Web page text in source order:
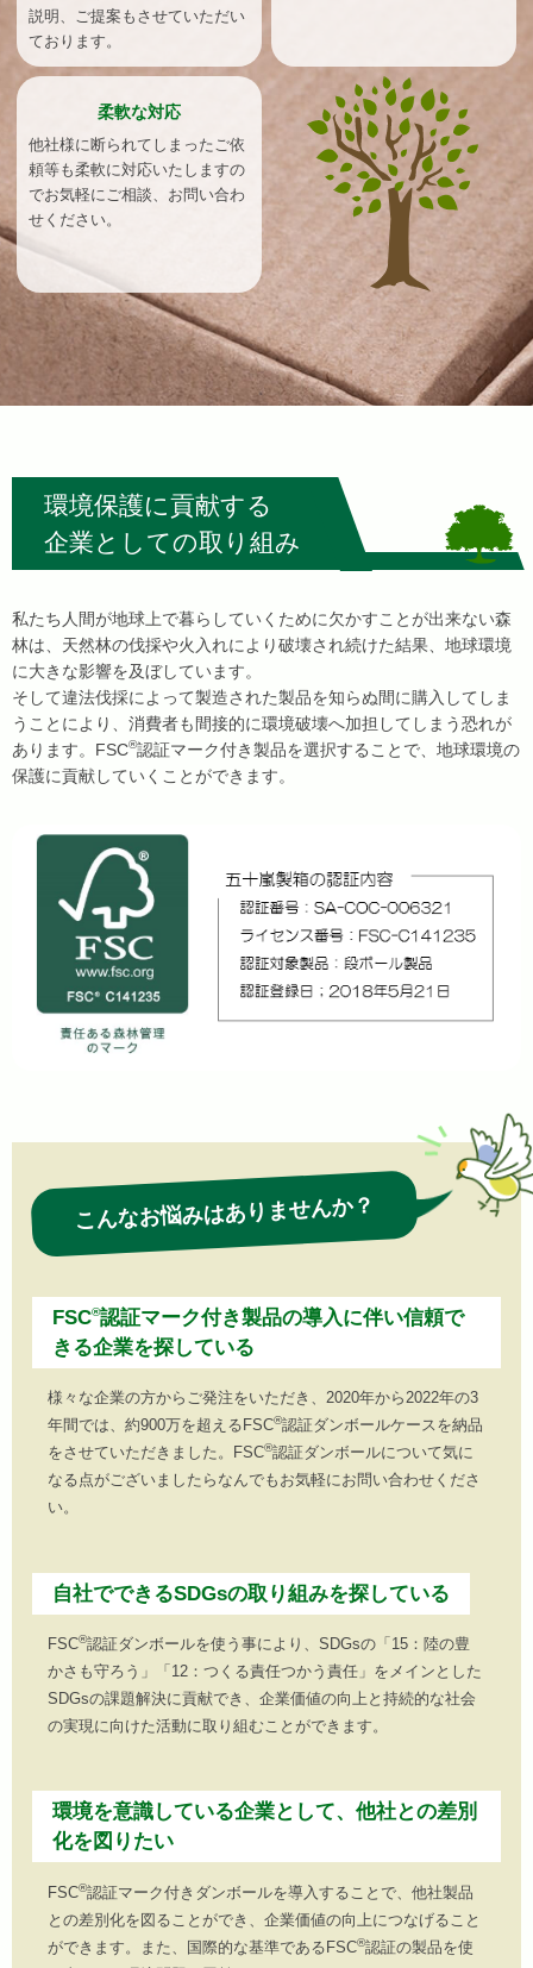
説明、ご提案もさせていただい
ております。
柔軟な対応
他社様に断られてしまったご依
頼等も柔軟に対応いたしますの
でお気軽にご相談、お問い合わ
せください。
環境保護に貢献する
企業としての取り組み
私たち人間が地球上で暮らしていくために欠かすことが出来ない森
林は、天然林の伐採や火入れにより破壊され続けた結果、地球環境
に大きな影響を及ぼしています。
そして違法伐採によって製造された製品を知らぬ間に購入してしま
うことにより、消費者も間接的に環境破壊へ加担してしまう恐れが
あります。FSC®認証マーク付き製品を選択することで、地球環境の
保護に貢献していくことができます。
こんなお悩みはありませんか？
FSC®認証マーク付き製品の導入に伴い信頼で
きる企業を探している
様々な企業の方からご発注をいただき、2020年から2022年の3
年間では、約900万を超えるFSC®認証ダンボールケースを納品
をさせていただきました。FSC®認証ダンボールについて気に
なる点がございましたらなんでもお気軽にお問い合わせくださ
い。
自社でできるSDGsの取り組みを探している
FSC®認証ダンボールを使う事により、SDGsの「15：陸の豊
かさも守ろう」「12：つくる責任つかう責任」をメインとした
SDGsの課題解決に貢献でき、企業価値の向上と持続的な社会
の実現に向けた活動に取り組むことができます。
環境を意識している企業として、他社との差別
化を図りたい
FSC®認証マーク付きダンボールを導入することで、他社製品
との差別化を図ることができ、企業価値の向上につなげること
ができます。また、国際的な基準であるFSC®認証の製品を使